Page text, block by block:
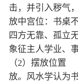
击，并引入秽
放中宫位：书桌
四方无靠、孤立
象征主人学业
（2）摆放位置
放。风水学认为